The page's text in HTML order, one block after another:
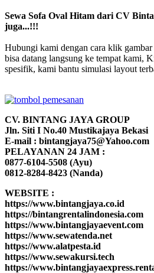
Sewa Sofa Oval Hitam dari CV
juga...!!!
Hubungi kami dengan cara klik
bisa datang langsung ke tempat kami,
spesifik, kami bantu simulasi layout
CV. BINTANG JAYA GROUP
Jln. Siti I No.40 Mustikajaya Bekasi
E-mail : bintangjaya75@Yahoo.com
PELAYANAN 24 JAM :
0877-6104-5508 (Ayu)
0812-8284-8423 (Nanda)
WEBSITE :
https://www.bintangjaya.co.id
https://bintangrentalindonesia.com
https://www.bintangjayaevent.com
https://www.sewatenda.net
https://www.alatpesta.id
https://www.sewakursi.tech
https://